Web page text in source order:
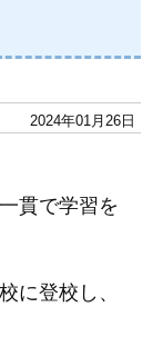
2024年01月26日
貫で学習を
に登校し、